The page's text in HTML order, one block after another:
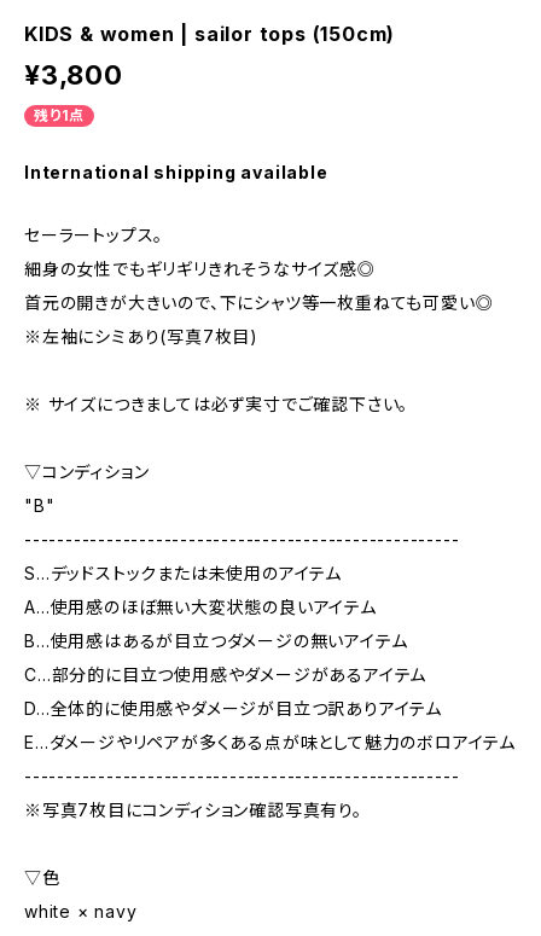
KIDS & women | sailor tops (150cm)
¥3,800
残り1点
International shipping available
セーラートップス。
細身の女性でもギリギリきれそうなサイズ感◎
首元の開きが大きいので、下にシャツ等一枚重ねても可愛い◎
※左袖にシミあり(写真7枚目)
※ サイズにつきましては必ず実寸でご確認下さい。
▽コンディション
"B"
-----------------------------------------------------
S…デッドストックまたは未使用のアイテム
A…使用感のほぼ無い大変状態の良いアイテム
B…使用感はあるが目立つダメージの無いアイテム
C…部分的に目立つ使用感やダメージがあるアイテム
D…全体的に使用感やダメージが目立つ訳ありアイテム
E…ダメージやリペアが多くある点が味として魅力のボロアイテム
-----------------------------------------------------
※写真7枚目にコンディション確認写真有り。
▽色
white × navy